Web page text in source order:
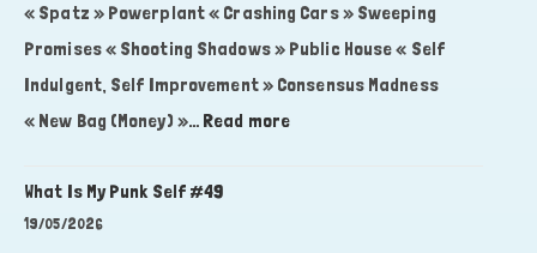
« Spatz » Powerplant « Crashing Cars » Sweeping
Promises « Shooting Shadows » Public House « Self
Indulgent, Self Improvement » Consensus Madness
« New Bag (Money) »… Read more:
What Is My Punk Self #49
19/05/2026